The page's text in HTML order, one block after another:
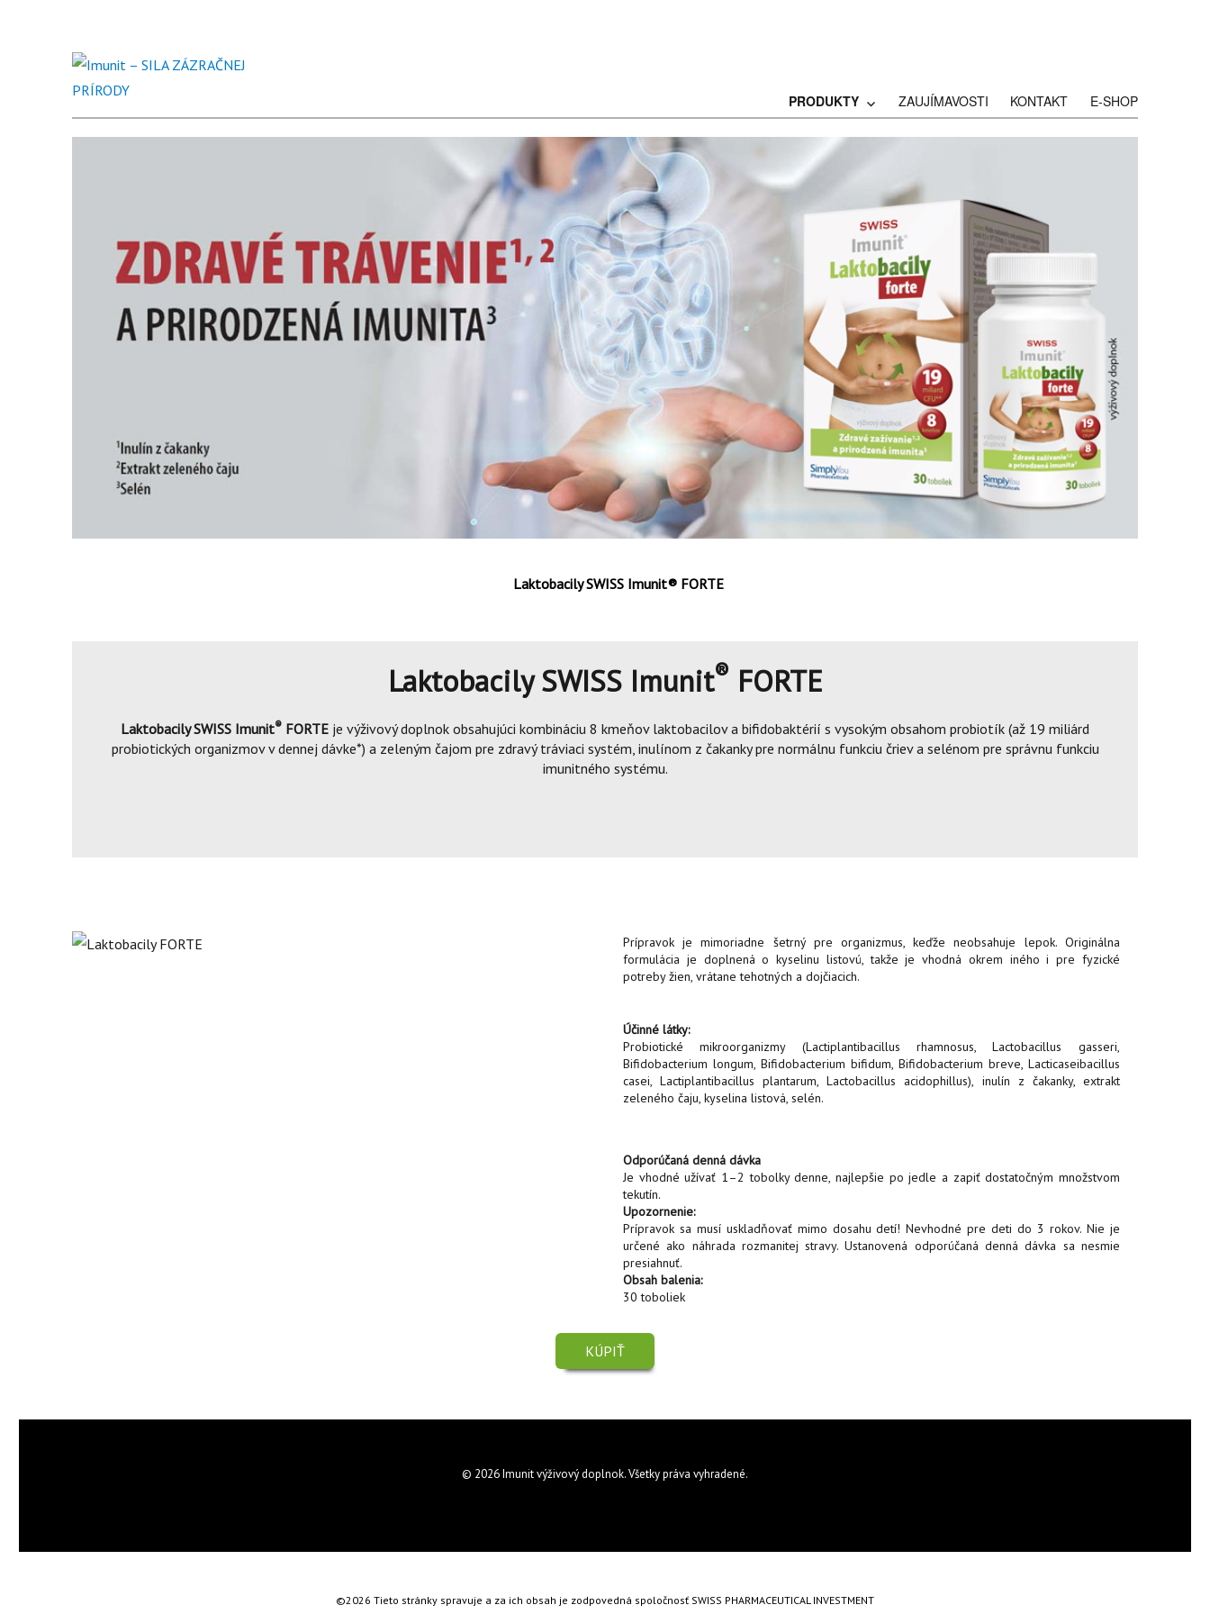
Imunit – SILA ZÁZRAČNEJ PRÍRODY
PRODUKTY ZAUJÍMAVOSTI KONTAKT E-SHOP
Laktobacily SWISS Imunit® FORTE
Laktobacily SWISS Imunit® FORTE
Laktobacily SWISS Imunit® FORTE je výživový doplnok obsahujúci kombináciu 8 kmeňov laktobacilov a bifidobaktérií s vysokým obsahom probiotík (až 19 miliárd
probiotických organizmov v dennej dávke*) a zeleným čajom pre zdravý tráviaci systém, inulínom z čakanky pre normálnu funkciu čriev a selénom pre správnu funkciu
imunitného systému.
Prípravok je mimoriadne šetrný pre organizmus, keďže neobsahuje lepok. Originálna
formulácia je doplnená o kyselinu listovú, takže je vhodná okrem iného i pre fyzické
potreby žien, vrátane tehotných a dojčiacich.
Účinné látky:
Probiotické mikroorganizmy (Lactiplantibacillus rhamnosus, Lactobacillus gasseri,
Bifidobacterium longum, Bifidobacterium bifidum, Bifidobacterium breve, Lacticaseibacillus
casei, Lactiplantibacillus plantarum, Lactobacillus acidophillus), inulín z čakanky, extrakt
zeleného čaju, kyselina listová, selén.
Odporúčaná denná dávka
Je vhodné užívať 1–2 tobolky denne, najlepšie po jedle a zapiť dostatočným množstvom
tekutín.
Upozornenie:
Prípravok sa musí uskladňovať mimo dosahu detí! Nevhodné pre deti do 3 rokov. Nie je
určené ako náhrada rozmanitej stravy. Ustanovená odporúčaná denná dávka sa nesmie
presiahnuť.
Obsah balenia:
30 toboliek
KÚPIŤ
© 2026 Imunit výživový doplnok. Všetky práva vyhradené.
©2026 Tieto stránky spravuje a za ich obsah je zodpovedná spoločnosť SWISS PHARMACEUTICAL INVESTMENT